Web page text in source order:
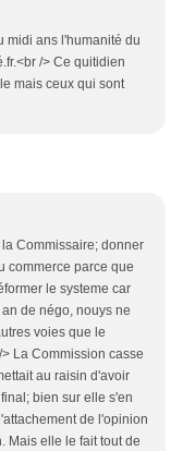
midi ans l'humanité du
/> Ce quitidien
mais ceux qui sont
Commissaire; donner
commerce parce que
le systeme car
de négo, nouys ne
voies que le
La Commission casse
au raisin d'avoir
bien sur elle s'en
de l'opinion
Mais elle le fait tout de